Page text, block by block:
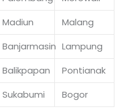
Madiun
Malang
Banjarmasin Lampung
Balikpapan
Pontianak
Sukabumi Bogor